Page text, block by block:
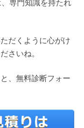
専門知識を持たれ
だくように心がけ
さいね。
、無料診断フォー